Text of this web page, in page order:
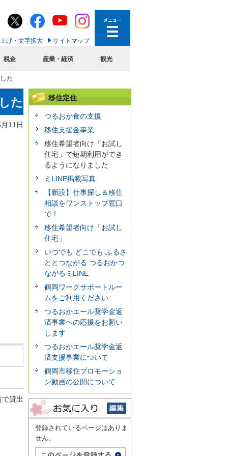
げ・文字拡大 サイトマップ
税金 産業・経済 観光
た
た
11日
貸出
移住定住
つるおか食の支援
移住支援金事業
移住希望者向け「お試し
住宅」で短期利用ができ
るようになりました
ミLINE掲載写真
【新設】仕事探し＆移住
相談をワンストップ窓口
で！
移住希望者向け「お試し
住宅」
いつでも どこでも ふるさ
ととつながる つるおかつ
ながるミLINE
鶴岡ワークサポートルー
ムをご利用ください
つるおかエール奨学金返
済事業への応援をお願い
します
つるおかエール奨学金返
済支援事業について
鶴岡市移住プロモーショ
ン動画の公開について
登録されているページはありま
せん。